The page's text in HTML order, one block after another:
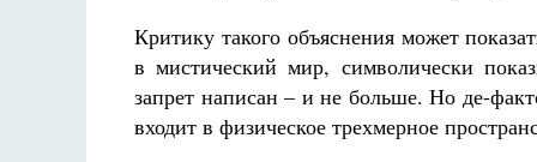
Критику такого объяснения может
в мистический мир, символически
запрет написан – и не больше. Но де-
входит в физическое трехмерное